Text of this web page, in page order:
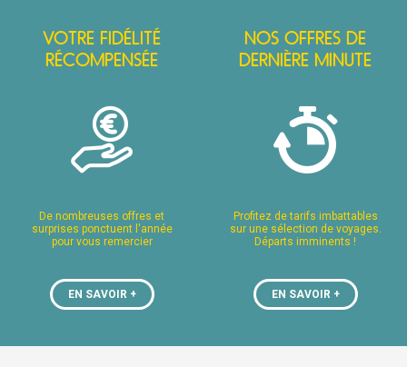
Voir sur la carte
Voir sur la carte
Voir sur la carte
Voir sur la carte
LEZ-LILLE
d'Ascq Note globale
VOTRE FIDÉLITÉ
RÉCOMPENSÉE
De nombreuses offres et
surprises ponctuent l'année
pour vous remercier
EN SAVOIR +
NOS OFFRES DE
DERNIÈRE MINUTE
Profitez de tarifs imbattables
sur une sélection de voyages.
Départs imminents !
EN SAVOIR +